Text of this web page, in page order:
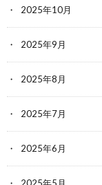
2025年10月
2025年9月
2025年8月
2025年7月
2025年6月
2025年5月